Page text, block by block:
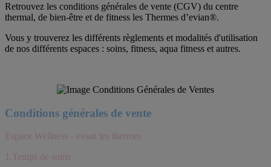
Retrouvez les conditions générales de vente (CGV) du centre
thermal, de bien-être et de fitness les Thermes d’evian®.
Vous y trouverez les différents règlements et modalités d'utilisation
de nos différents espaces : soins, fitness, aqua fitness et autres.
Conditions générales de vente
Espace Wellness - evian les thermes
1.Temps de soins